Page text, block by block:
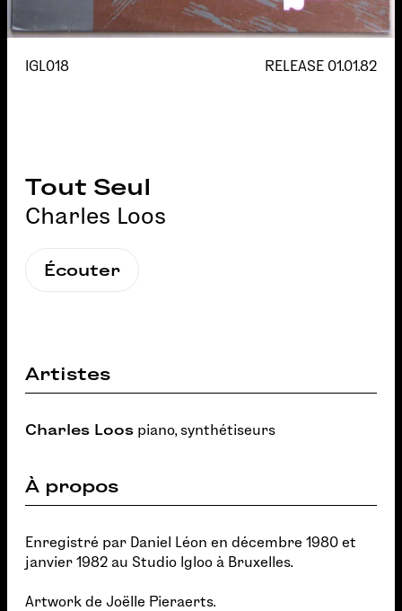
IGL018 RELEASE 01.01.82
Tout Seul
Charles Loos
Écouter
Artistes
Charles Loos piano, synthétiseurs
À propos
Enregistré par Daniel Léon en décembre 1980 et
janvier 1982 au Studio Igloo à Bruxelles.
Artwork de Joëlle Pieraerts.